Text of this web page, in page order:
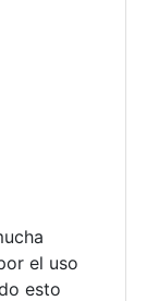
el uso
esto